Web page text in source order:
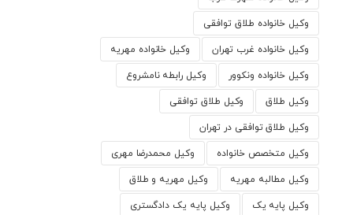
وکیل خانواده طلاق توافقی
وکیل خانواده غرب تهران
وکیل خانواده مهریه
وکیل خانواده ونکوور
وکیل رابطه نامشروع
وکیل طلاق
وکیل طلاق توافقی
وکیل طلاق توافقی در تهران
وکیل متخصص خانواده
وکیل محمدرضا مهری
وکیل مطالبه مهریه
وکیل مهریه و طلاق
وکیل پایه یک
وکیل پایه یک دادگستری